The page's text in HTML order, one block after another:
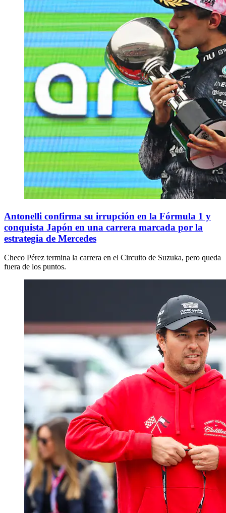
Antonelli confirma su irrupción en la Fórmula 1 y
conquista Japón en una carrera marcada por la
estrategia de Mercedes
Checo Pérez termina la carrera en el Circuito de Suzuka, pero queda
fuera de los puntos.